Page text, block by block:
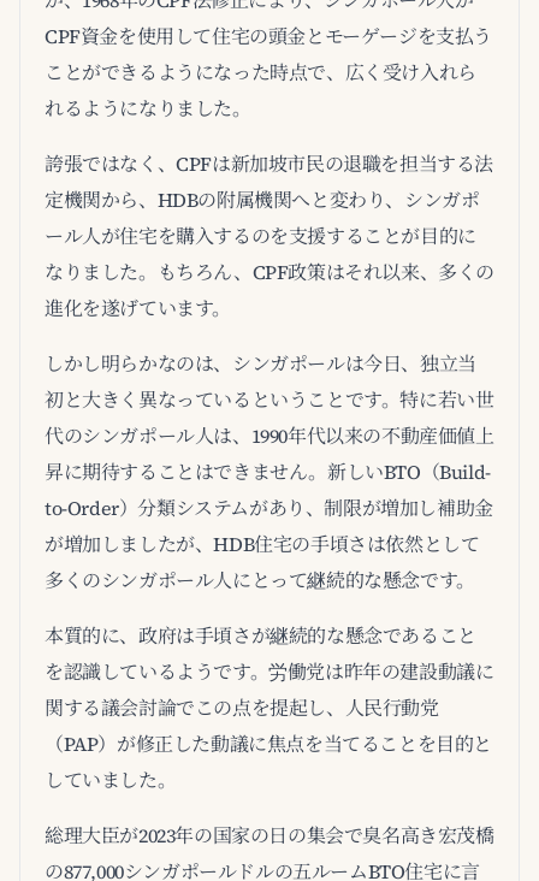
CPF資金を使用して住宅の頭金とモーゲージを支払う
ことができるようになった時点で、広く受け入れら
れるようになりました。
誇張ではなく、CPFは新加坡市民の退職を担当する法
定機関から、HDBの附属機関へと変わり、シンガポ
ール人が住宅を購入するのを支援することが目的に
なりました。もちろん、CPF政策はそれ以来、多くの
進化を遂げています。
しかし明らかなのは、シンガポールは今日、独立当
初と大きく異なっているということです。特に若い世
代のシンガポール人は、1990年代以来の不動産価値上
昇に期待することはできません。新しいBTO（Build-
to-Order）分類システムがあり、制限が増加し補助金
が増加しましたが、HDB住宅の手頃さは依然として
多くのシンガポール人にとって継続的な懸念です。
本質的に、政府は手頃さが継続的な懸念であること
を認識しているようです。労働党は昨年の建設動議に
関する議会討論でこの点を提起し、人民行動党
（PAP）が修正した動議に焦点を当てることを目的と
していました。
総理大臣が2023年の国家の日の集会で臭名高き宏茂橋
の877,000シンガポールドルの五ルームBTO住宅に言